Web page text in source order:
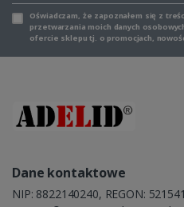
Oświadczam, że zapoznałem się z
przetwarzania moich danych
ofercie sklepu tj. o promocjach,
Dane kontaktowe
NIP: 8822140240, REGON: